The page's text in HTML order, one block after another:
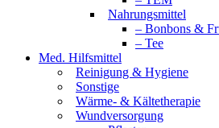
Nahrungsmittel
– Bonbons &
– Tee
Med. Hilfsmittel
Reinigung & Hygiene
Sonstige
Wärme- & Kältetherapie
Wundversorgung